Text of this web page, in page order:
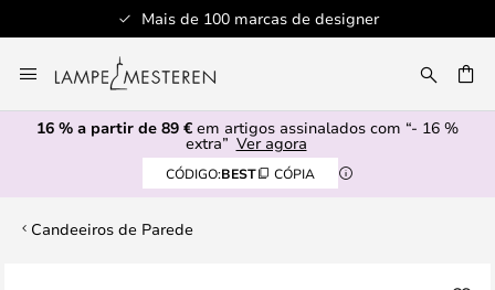
Mais de 100 marcas de designer
para
o
Conteúdo
16 % a partir de 89 € em artigos assinalados com “- 16 %
extra” Ver agora
CÓDIGO:BEST CÓPIA
Candeeiros de Parede